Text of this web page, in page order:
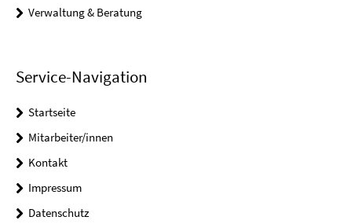
Verwaltung & Beratung
Service-Navigation
Startseite
Mitarbeiter/innen
Kontakt
Impressum
Datenschutz